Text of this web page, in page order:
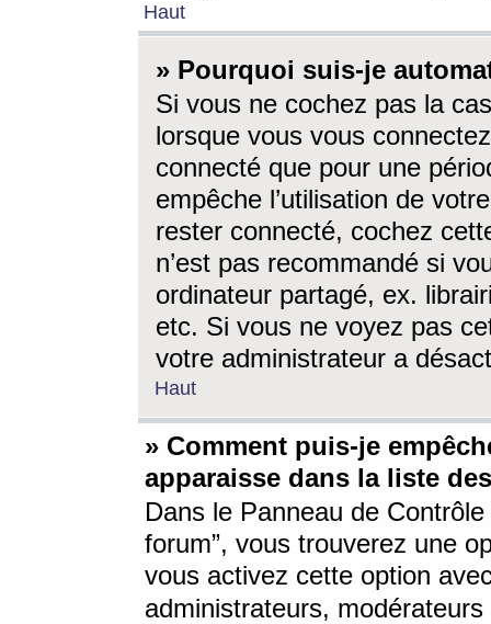
Haut
» Pourquoi suis-je
Si vous ne cochez pas la
lorsque vous vous
connecté que pour une
empêche l’utilisation de
rester connecté, cochez
n’est pas recommandé si
ordinateur partagé, ex.
etc. Si vous ne voyez pas
votre administrateur a
Haut
» Comment puis-je
apparaisse dans la liste
Dans le Panneau de
forum”, vous trouverez une
vous activez cette option
administrateurs,